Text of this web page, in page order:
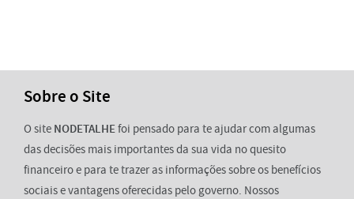
Sobre o Site
O site NODETALHEfoi pensado para te ajudar com algumas
das decisões mais importantes da sua vida no quesito
financeiro e para te trazer as informações sobre os benefícios
sociais e vantagens oferecidas pelo governo. Nossos